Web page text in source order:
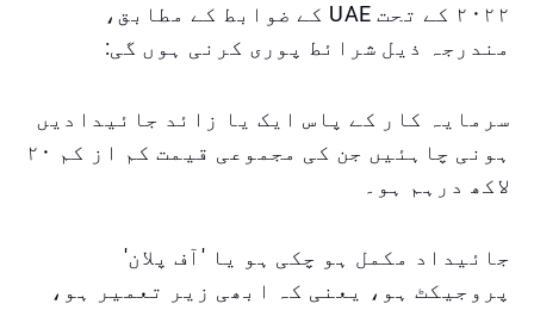
۲۰۲۲ کے تحت UAE کے ضوابط کے مطابق،
مندرجہ ذیل شرائط پوری کرنی ہوں گی:
سرمایہ کار کے پاس ایک یا زائد جائیدادیں
ہونی چاہئیں جن کی مجموعی قیمت کم از کم ۲۰
لاکھ درہم ہو۔
جائیداد مکمل ہو چکی ہو یا 'آف پلان'
پروجیکٹ ہو، یعنی کہ ابھی زیر تعمیر ہو،